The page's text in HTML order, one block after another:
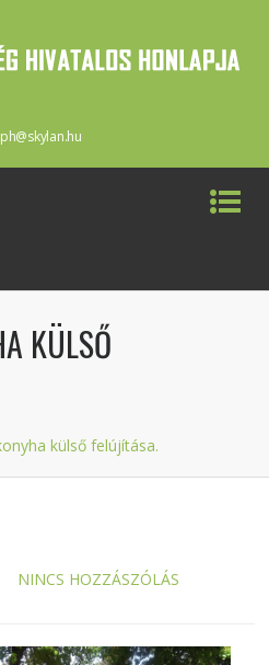
KÜLSŐ
külső felújítása.
NINCS HOZZÁSZÓLÁS